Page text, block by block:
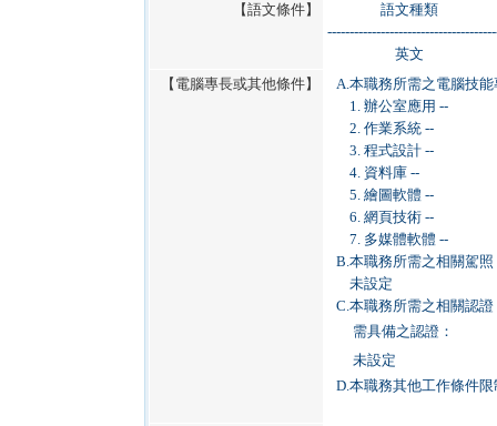
【語文條件】
語文種類
英文
【電腦專長或其他條件】
A.本職務所需之電腦技能
1. 辦公室應用 --
2. 作業系統 --
3. 程式設計 --
4. 資料庫 --
5. 繪圖軟體 --
6. 網頁技術 --
7. 多媒體軟體 --
B.本職務所需之相關駕照
未設定
C.本職務所需之相關認證
需具備之認證：
未設定
D.本職務其他工作條件限